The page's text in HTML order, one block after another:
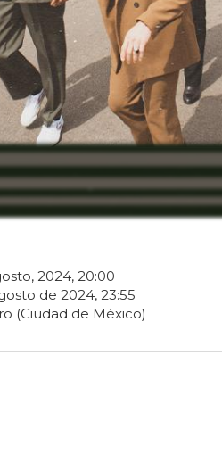
, 2024, 20:00
de 2024, 23:55
(Ciudad de México)